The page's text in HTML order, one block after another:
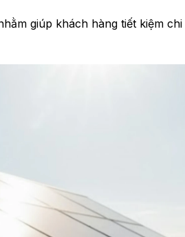
giúp khách hàng tiết kiệm